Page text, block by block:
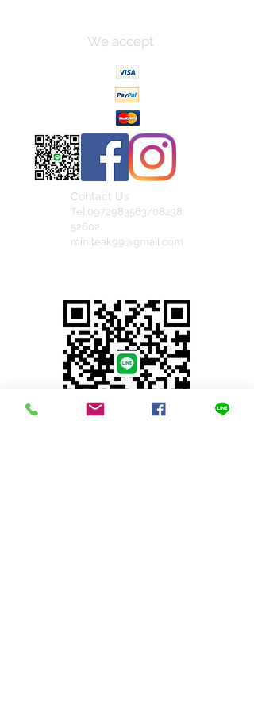
We accept
Contact Us
Tel.0972983563/08238
52602
miniteak99@gmail.com